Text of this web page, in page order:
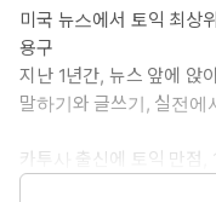
미국 뉴스에서 토익 최상
용구
지난 1년간, 뉴스 앞에 앉
말하기와 글쓰기, 실전
카투사 출신에 토익 만점,
미국 뉴스를 들었을 때